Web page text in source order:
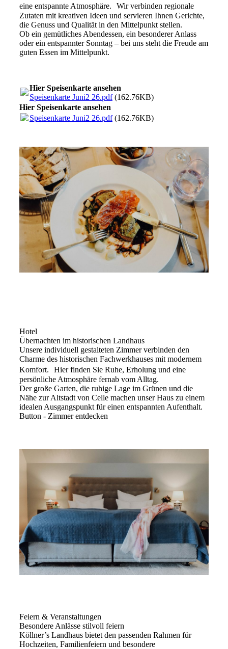
eine entspannte Atmosphäre. Wir verbinden regionale
Zutaten mit kreativen Ideen und servieren Ihnen Gerichte,
die Genuss und Qualität in den Mittelpunkt stellen.
Ob ein gemütliches Abendessen, ein besonderer Anlass
oder ein entspannter Sonntag – bei uns steht die Freude am
guten Essen im Mittelpunkt.
Hier Speisenkarte ansehen
Speisenkarte Juni2 26.pdf(162.76KB)
Hier Speisenkarte ansehen
Speisenkarte Juni2 26.pdf(162.76KB)
Hotel
Übernachten im historischen Landhaus
Unsere individuell gestalteten Zimmer verbinden den
Charme des historischen Fachwerkhauses mit modernem
Komfort. Hier finden Sie Ruhe, Erholung und eine
persönliche Atmosphäre fernab vom Alltag.
Der große Garten, die ruhige Lage im Grünen und die
Nähe zur Altstadt von Celle machen unser Haus zu einem
idealen Ausgangspunkt für einen entspannten Aufenthalt.
Button - Zimmer entdecken
Feiern & Veranstaltungen
Besondere Anlässe stilvoll feiern
Köllner’s Landhaus bietet den passenden Rahmen für
Hochzeiten, Familienfeiern und besondere